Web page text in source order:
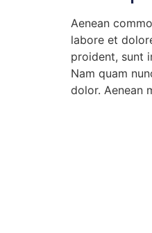
Aenean
labore et
proident, sunt
Nam quam
dolor. Aenean